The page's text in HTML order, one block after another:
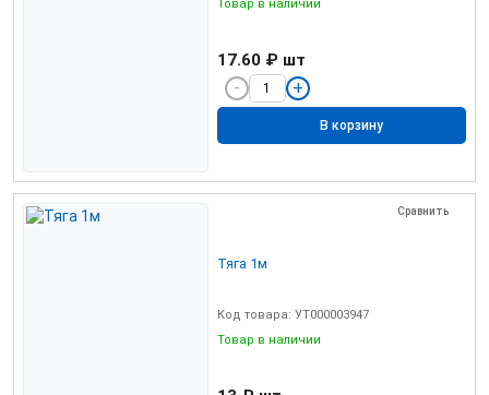
Товар в наличии
17.60 ₽ шт
В корзину
Сравнить
Тяга 1м
Код товара: УТ000003947
Товар в наличии